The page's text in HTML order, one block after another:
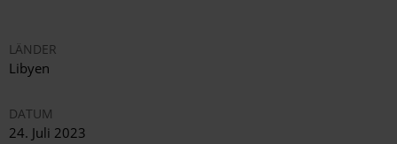
LÄNDER
Libyen
DATUM
24. Juli 2023